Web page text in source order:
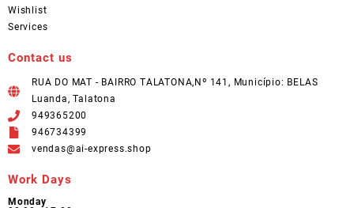
Wishlist
Services
Contact us
RUA DO MAT - BAIRRO TALATONA,Nº 141, Município: BELAS
Luanda, Talatona
949365200
946734399
vendas@ai-express.shop
Work Days
Monday